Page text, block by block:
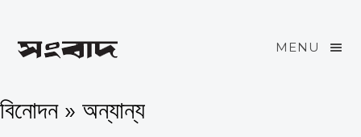
MENU
বিনোদন » অন্যান্য